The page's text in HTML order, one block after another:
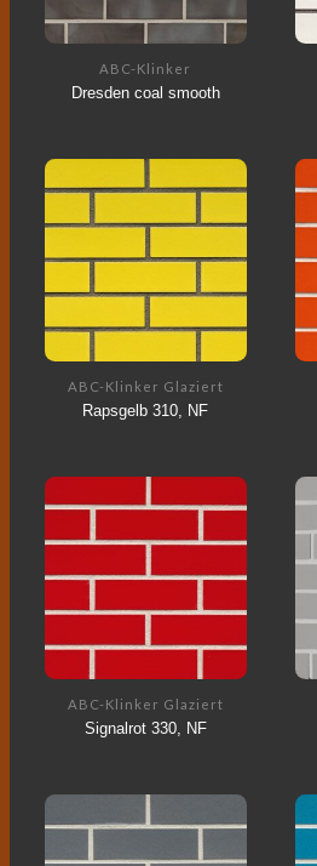
ABC-Klinker
Dresden coal smooth
ABC-Klinker Glaziert
Rapsgelb 310, NF
ABC-Klinker Glaziert
Signalrot 330, NF